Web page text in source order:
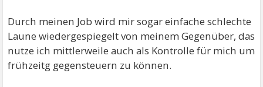
Durch meinen Job wird mir sogar einfache schlechte
Laune wiedergespiegelt von meinem Gegenüber, das
nutze ich mittlerweile auch als Kontrolle für mich um
frühzeitg gegensteuern zu können.